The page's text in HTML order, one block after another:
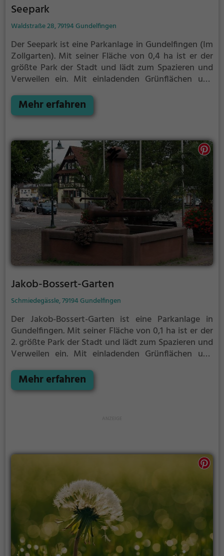
Seepark
Waldstraße 28, 79194 Gundelfingen
Der Seepark ist eine Parkanlage in Gundelfingen (Im
Zollgarten). Mit seiner Fläche von 0,4 ha ist er der
größte Park der Stadt und lädt zum Spazieren und
Verweilen ein. Mit einladenden Grünflächen und
Möglichkeiten zur Entspannung.
Mehr erfahren
Jakob-Bossert-Garten
Schmiedegässle, 79194 Gundelfingen
Der Jakob-Bossert-Garten ist eine Parkanlage in
Gundelfingen. Mit seiner Fläche von 0,1 ha ist er der
2. größte Park der Stadt und lädt zum Spazieren und
Verweilen ein. Mit einladenden Grünflächen und
zahlreiche Möglichkeiten zur Entspannung.
Mehr erfahren